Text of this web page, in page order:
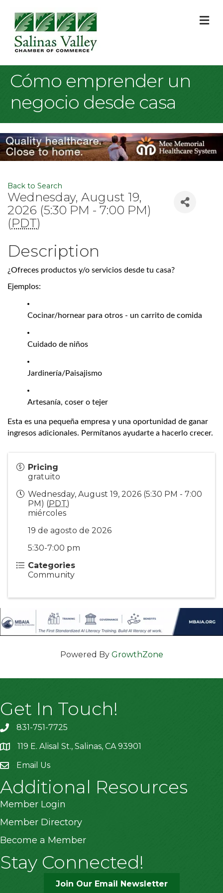
Cómo emprender un
negocio desde casa
Back to Search
Wednesday, August 19,
2026 (5:30 PM - 7:00 PM)
(PDT)
Description
¿Ofreces productos y/o servicios desde tu casa?
Ejemplos:
Cocinar/hornear para otros - un carrito de comida
Cuidado de niños
Jardinería/Paisajismo
Artesanía, coser o tejer
Esta es una pequeña empresa y una oportunidad de ganar
ingresos adicionales. Permítanos ayudarte a hacerlo crecer.
Pricing
gratuito
Wednesday, August 19, 2026 (5:30 PM - 7:00
PM) (PDT)
miércoles
19 de agosto de 2026
5:30-7:00 pm
Categories
Community
Powered By GrowthZone
Get In Touch!
831-751-7725
location119 E. Alisal St., Salinas, CA 93901
Email Us
Additional Resources
Member Login
Member Directory
Become a Member
Stay Connected!
Join Our Email Newsletter